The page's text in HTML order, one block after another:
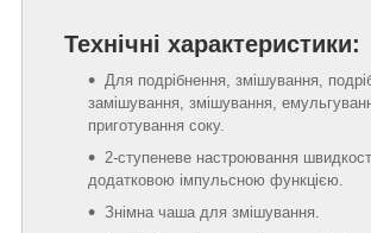
Технічні характеристики:
Для подрібнення, змішування,
замішування, змішування,
приготування соку.
2-ступеневе настроювання
додатковою імпульсною функцією.
Знімна чаша для змішування.